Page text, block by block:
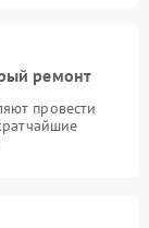
ремонт
провести